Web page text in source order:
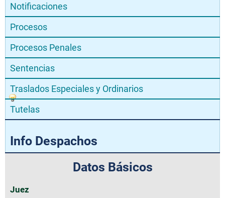
Notificaciones
Procesos
Procesos Penales
Sentencias
Traslados Especiales y Ordinarios
Tutelas
Info Despachos
Datos Básicos
Juez